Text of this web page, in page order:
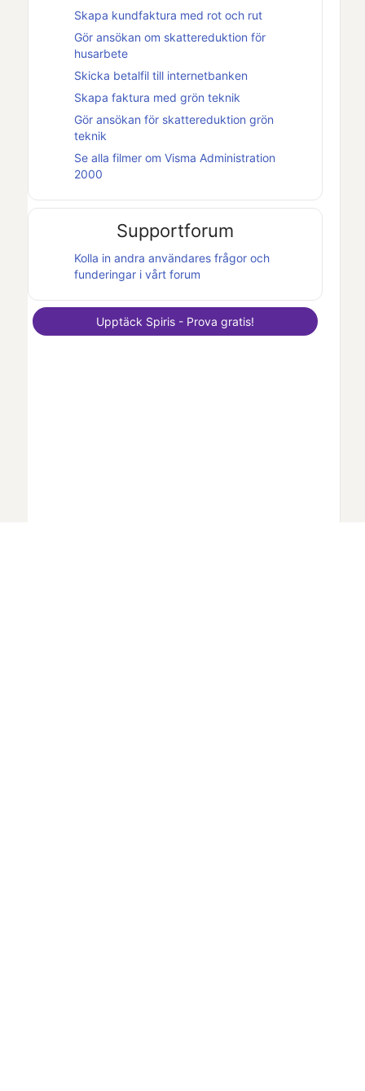
Skapa kundfaktura med rot och rut
Gör ansökan om skattereduktion för
husarbete
Skicka betalfil till internetbanken
Skapa faktura med grön teknik
Gör ansökan för skattereduktion grön
teknik
Se alla filmer om Visma Administration
2000
Supportforum
Kolla in andra användares frågor och
funderingar i vårt forum
Upptäck Spiris - Prova gratis!